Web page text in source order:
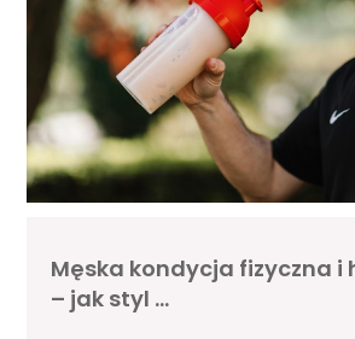
Męska kondycja fizyczna i
– jak styl …